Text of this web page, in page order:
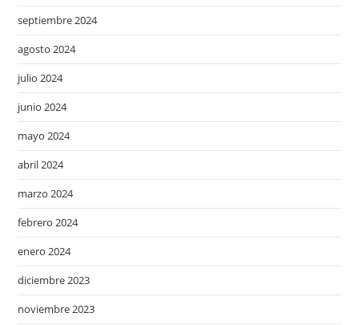
septiembre 2024
agosto 2024
julio 2024
junio 2024
mayo 2024
abril 2024
marzo 2024
febrero 2024
enero 2024
diciembre 2023
noviembre 2023